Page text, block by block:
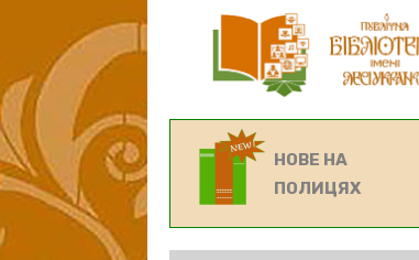
НОВЕ НА
ПОЛИЦЯХ